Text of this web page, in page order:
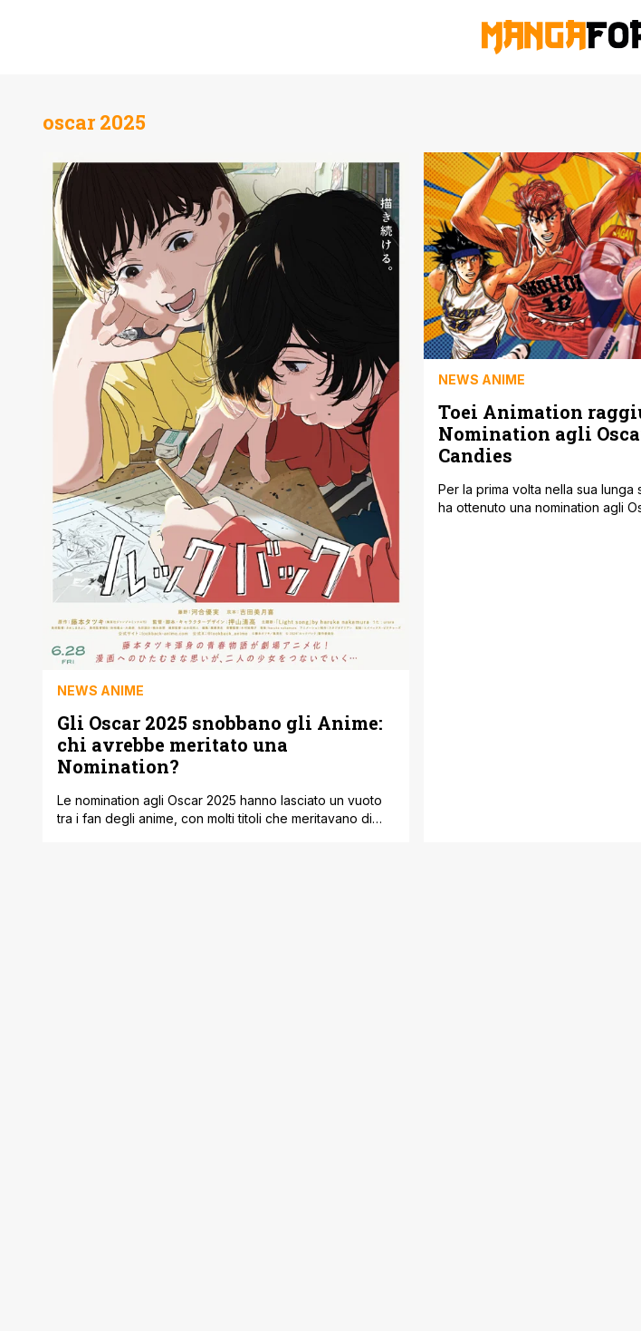
oscar 2025
NEWS ANIME
Gli Oscar 2025 snobbano gli Anime:
chi avrebbe meritato una
Nomination?
Le nomination agli Oscar 2025 hanno lasciato un vuoto
tra i fan degli anime, con molti titoli che meritavano di
NEWS ANIME
Toei Animation
Nomination agli
Candies
Per la prima volta nella sua lunga
ha ottenuto una nomination agli